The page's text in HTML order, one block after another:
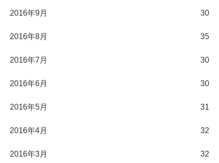
2016年9月 30
2016年8月 35
2016年7月 30
2016年6月 30
2016年5月 31
2016年4月 32
2016年3月 32